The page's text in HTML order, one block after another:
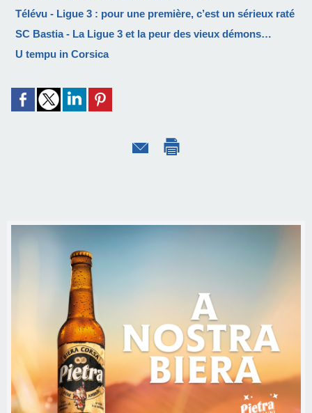
Télévu - Ligue 3 : pour une première, c’est un sérieux raté
SC Bastia - La Ligue 3 et la peur des vieux démons…
U tempu in Corsica